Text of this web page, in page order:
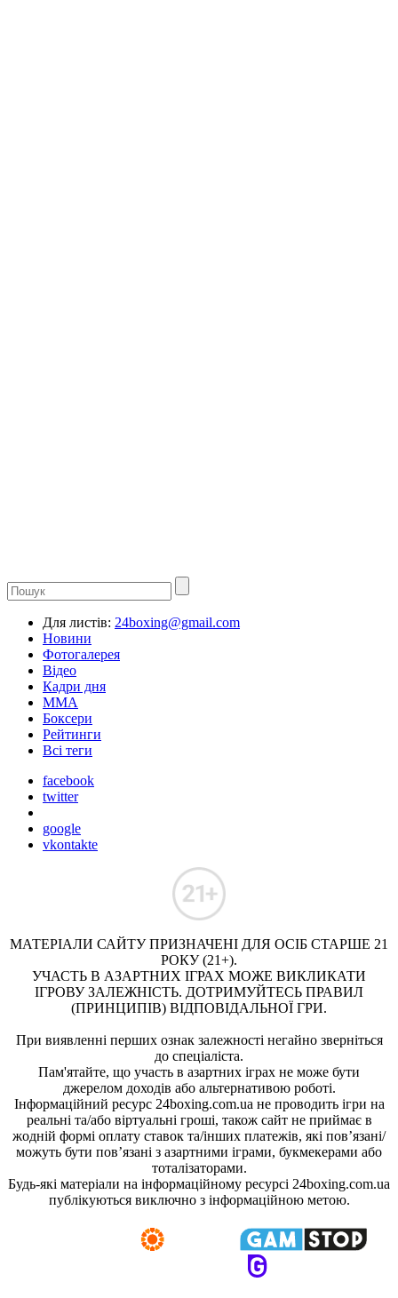
Для листів: 24boxing@gmail.com
Новини
Фотогалерея
Відео
Кадри дня
ММА
Боксери
Рейтинги
Всі теги
facebook
twitter
google
vkontakte
МАТЕРІАЛИ САЙТУ ПРИЗНАЧЕНІ ДЛЯ ОСІБ СТАРШЕ 21
РОКУ (21+).
УЧАСТЬ В АЗАРТНИХ ІГРАХ МОЖЕ ВИКЛИКАТИ
ІГРОВУ ЗАЛЕЖНІСТЬ. ДОТРИМУЙТЕСЬ ПРАВИЛ
(ПРИНЦИПІВ) ВІДПОВІДАЛЬНОЇ ГРИ.
При виявленні перших ознак залежності негайно зверніться
до спеціаліста.
Пам'ятайте, що участь в азартних іграх не може бути
джерелом доходів або альтернативою роботі.
Інформаційний ресурс 24boxing.com.ua не проводить ігри на
реальні та/або віртуальні гроші, також сайт не приймає в
жодній формі оплату ставок та/інших платежів, які пов’язані/
можуть бути пов’язані з азартними іграми, букмекерами або
тоталізаторами.
Будь-які матеріали на інформаційному ресурсі 24boxing.com.ua
публікуються виключно з інформаційною метою.